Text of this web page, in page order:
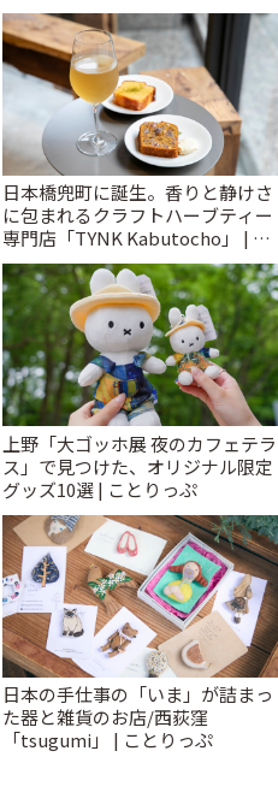
日本橋兜町に誕生。香りと静けさ
に包まれるクラフトハーブティー
専門店「TYNK Kabutocho」 | こ
とりっぷ
上野「大ゴッホ展 夜のカフェテラ
ス」で見つけた、オリジナル限定
グッズ10選 | ことりっぷ
日本の手仕事の「いま」が詰まっ
た器と雑貨のお店/西荻窪
「tsugumi」 | ことりっぷ